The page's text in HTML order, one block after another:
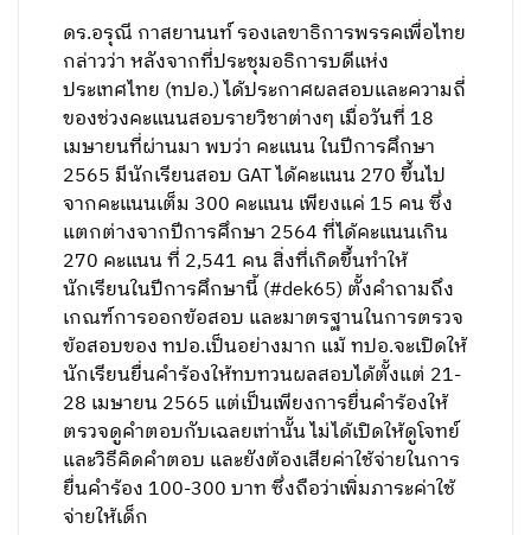
ดร.อรุณี กาสยานนท์ รองเลขาธิการพรรคเพื่อไทย
กล่าวว่า หลังจากที่ประชุมอธิการบดีแห่ง
ประเทศไทย (ทปอ.) ได้ประกาศผลสอบและความถี่
ของช่วงคะแนนสอบรายวิชาต่างๆ เมื่อวันที่ 18
เมษายนที่ผ่านมา พบว่า คะแนน ในปีการศึกษา
2565 มีนักเรียนสอบ GAT ได้คะแนน 270 ขึ้นไป
จากคะแนนเต็ม 300 คะแนน เพียงแค่ 15 คน ซึ่ง
แตกต่างจากปีการศึกษา 2564 ที่ได้คะแนนเกิน
270 คะแนน ที่ 2,541 คน สิ่งที่เกิดขึ้นทำให้
นักเรียนในปีการศึกษานี้ (#dek65) ตั้งคำถามถึง
เกณฑ์การออกข้อสอบ และมาตรฐานในการตรวจ
ข้อสอบของ ทปอ.เป็นอย่างมาก แม้ ทปอ.จะเปิดให้
นักเรียนยื่นคำร้องให้ทบทวนผลสอบได้ตั้งแต่ 21-
28 เมษายน 2565 แต่เป็นเพียงการยื่นคำร้องให้
ตรวจดูคำตอบกับเฉลยเท่านั้น ไม่ได้เปิดให้ดูโจทย์
และวิธีคิดคำตอบ และยังต้องเสียค่าใช้จ่ายในการ
ยื่นคำร้อง 100-300 บาท ซึ่งถือว่าเพิ่มภาระค่าใช้
จ่ายให้เด็ก